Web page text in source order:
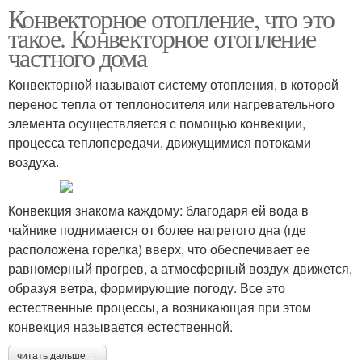
Конвекторное отопление, что это
такое. Конвекторное отопление
частного дома
Конвекторной называют систему отопления, в которой
перенос тепла от теплоносителя или нагревательного
элемента осуществляется с помощью конвекции,
процесса теплопередачи, движущимися потоками
воздуха.
Конвекция знакома каждому: благодаря ей вода в
чайнике поднимается от более нагретого дна (где
расположена горелка) вверх, что обеспечивает ее
равномерный прогрев, а атмосферный воздух движется,
образуя ветра, формирующие погоду. Все это
естественные процессы, а возникающая при этом
конвекция называется естественной.
читать дальше →